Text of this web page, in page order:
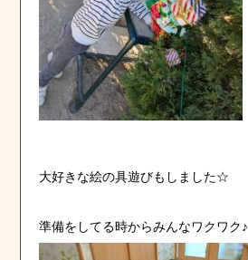
大好きな絵の具遊びもしました☆
準備をしてる時からみんなワクワク♪